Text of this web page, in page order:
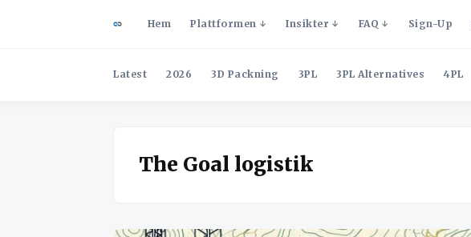
Hem Plattformen Insikter FAQ Sign-Up
Latest 2026 3D Packning 3PL 3PL Alternatives 4PL
The Goal logistik